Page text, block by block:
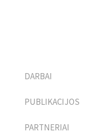
DARBAI
PUBLIKACIJOS
PARTNERIAI